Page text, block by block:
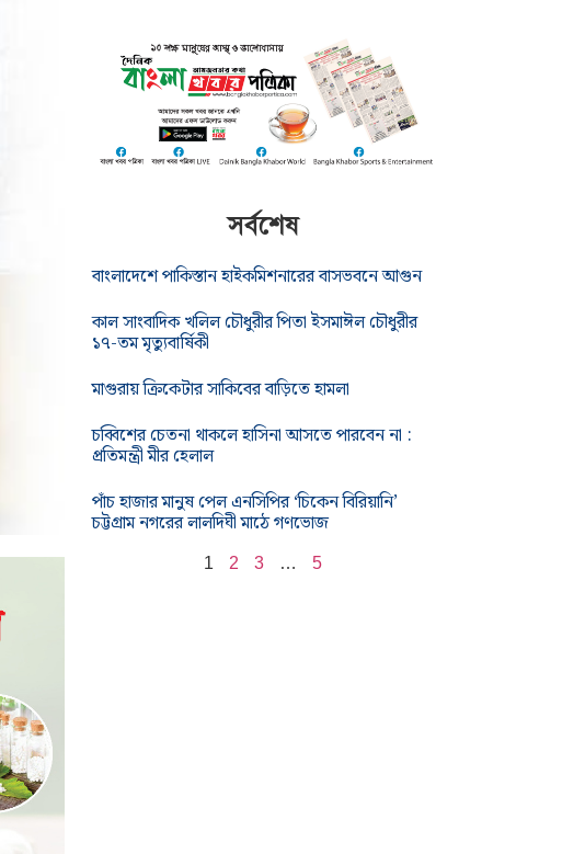
সর্বশেষ
বাংলাদেশে পাকিস্তান হাইকমিশনারের বাসভবনে আগুন
কাল সাংবাদিক খলিল চৌধুরীর পিতা ইসমাঈল চৌধুরীর
১৭-তম মৃত্যুবার্ষিকী
মাগুরায় ক্রিকেটার সাকিবের বাড়িতে হামলা
চব্বিশের চেতনা থাকলে হাসিনা আসতে পারবেন না :
প্রতিমন্ত্রী মীর হেলাল
পাঁচ হাজার মানুষ পেল এনসিপির ‘চিকেন বিরিয়ানি’
চট্টগ্রাম নগরের লালদিঘী মাঠে গণভোজ
1 2 3 … 5